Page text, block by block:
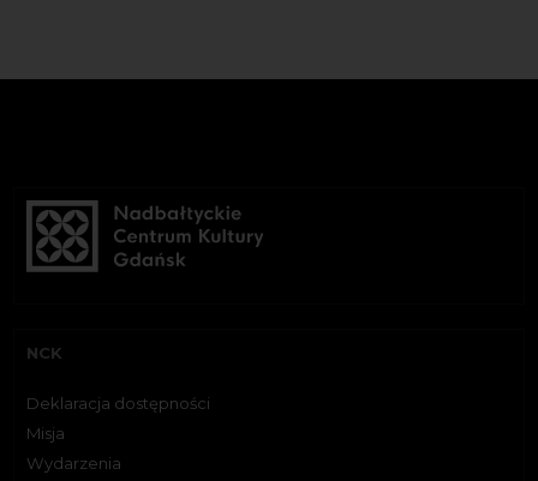
NCK
Deklaracja dostępności
Misja
Wydarzenia